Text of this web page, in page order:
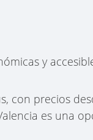
y
con precios
es una